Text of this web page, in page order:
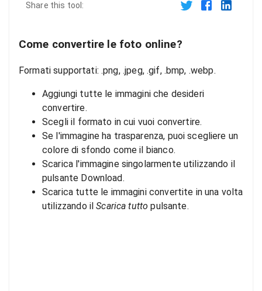
Share this tool:
Come convertire le foto online?
Formati supportati: .png, .jpeg, .gif, .bmp, .webp.
Aggiungi tutte le immagini che desideri
convertire.
Scegli il formato in cui vuoi convertire.
Se l'immagine ha trasparenza, puoi scegliere un
colore di sfondo come il bianco.
Scarica l'immagine singolarmente utilizzando il
pulsante Download.
Scarica tutte le immagini convertite in una volta
utilizzando il Scarica tutto pulsante.